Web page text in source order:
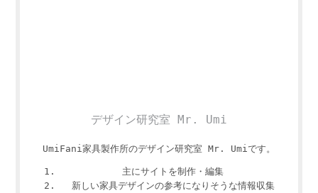
デザイン研究室 Mr. Umi
UmiFani家具製作所のデザイン研究室 Mr. Umiです。
主にサイトを制作・編集
新しい家具デザインの参考になりそうな情報収集